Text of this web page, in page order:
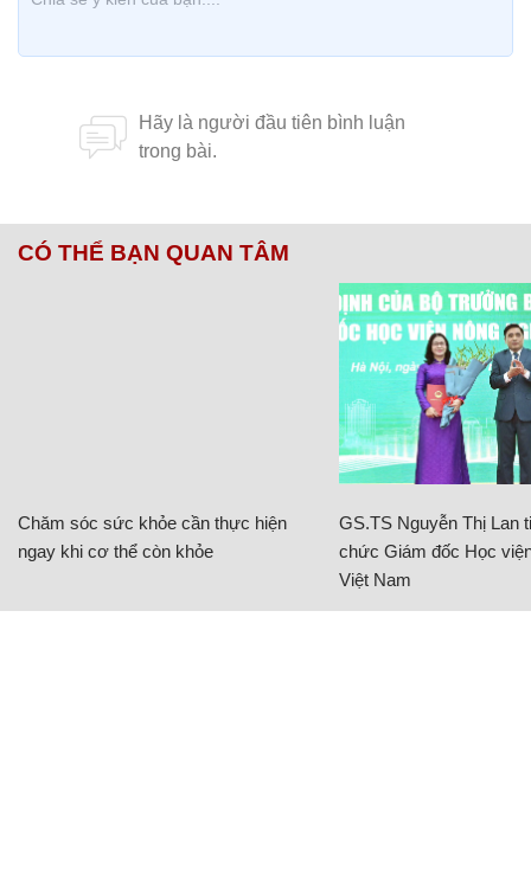
CÓ THỂ BẠN QUAN TÂM
Chăm sóc sức khỏe cần thực hiện
ngay khi cơ thể còn khỏe
GS.TS Nguyễn Thị Lan
chức Giám đốc Học
Việt Nam